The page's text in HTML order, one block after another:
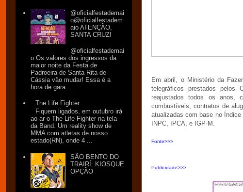
Em abril, o Ministério da
telegráficos prestados
reajustados todos os anos,
combustíveis, contratos de
atualizadas com base no
INPC, IPCA, e IGP-M.
Fonte>>>
Publicidade>>>
@oficialfestademai
o@oficialfestadem
aio ATENÇÃO,
SANTA CRUZ!
@oficialfestademai
o Os valores dos ingressos da
maior noite da Festa de
Padroeira de Santa Rita de
Cássia vão mudar! Essa é a
hora de gara...
The Life Fighter
Fiquem ligados, em outubro irá
ao ar o The Life Fighter na tela
da Band. Um reality show de
MMA com atletas de nosso
estado(RN), onde 4 ...
SÃO BENTO DO
TRAIRÍ: KIOSQUE
OPÇÃO